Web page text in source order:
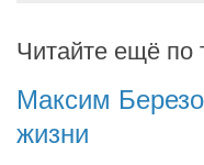
Ольга
Читайте ещё по
Максим
жизни